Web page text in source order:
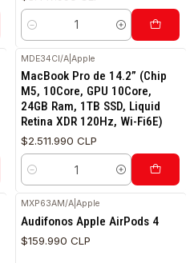
Cantidad
MDE34CI/A |Apple
MacBook Pro de 14.2” (Chip
M5, 10Core, GPU 10Core,
24GB Ram, 1TB SSD, Liquid
Retina XDR 120Hz, Wi-Fi6E)
$2.511.990 CLP
Cantidad
MXP63AM/A |Apple
Audifonos Apple AirPods 4
$159.990 CLP